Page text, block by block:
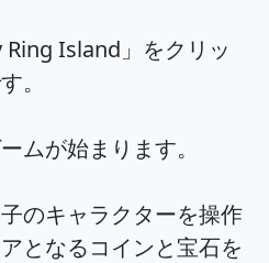
Ring Island」をクリッ
。
ムが始まります。
のキャラクターを操作
となるコインと宝石を